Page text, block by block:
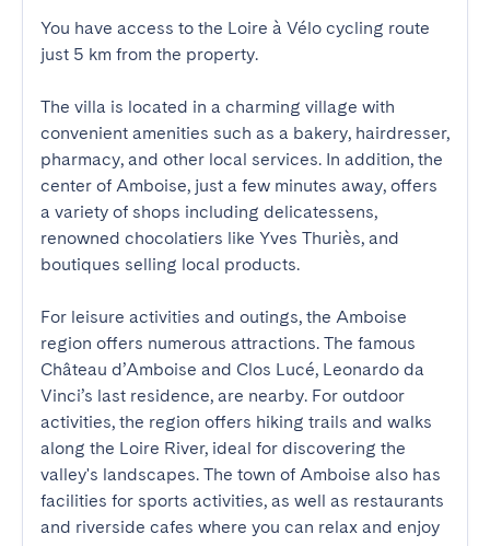
You have access to the Loire à Vélo cycling route
just 5 km from the property.
The villa is located in a charming village with
convenient amenities such as a bakery, hairdresser,
pharmacy, and other local services. In addition, the
center of Amboise, just a few minutes away, offers
a variety of shops including delicatessens,
renowned chocolatiers like Yves Thuriès, and
boutiques selling local products.
For leisure activities and outings, the Amboise
region offers numerous attractions. The famous
Château d’Amboise and Clos Lucé, Leonardo da
Vinci’s last residence, are nearby. For outdoor
activities, the region offers hiking trails and walks
along the Loire River, ideal for discovering the
valley's landscapes. The town of Amboise also has
facilities for sports activities, as well as restaurants
and riverside cafes where you can relax and enjoy